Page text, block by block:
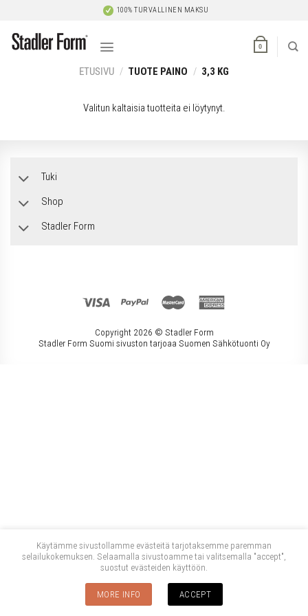
content
100% TURVALLINEN MAKSU
0
ETUSIVU / TUOTE PAINO / 3,3 KG
Valitun kaltaisia tuotteita ei löytynyt.
Tuki
Shop
Stadler Form
Copyright 2026 © Stadler Form
Stadler Form Suomi sivuston tarjoaa Suomen Sähkötuonti Oy
Käytämme sivustollamme evästeitä tarjotaksemme paremman
selailukokemuksen. Selaamalla sivustoamme tai valitsemalla "accept",
suostut evästeiden käyttöön.
MORE INFO ACCEPT